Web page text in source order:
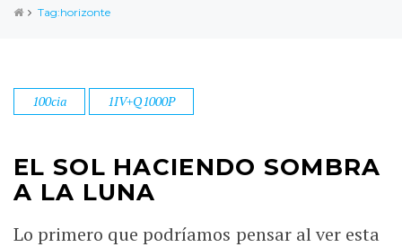
Tag:horizonte
100cia 1IV+Q1000P
EL SOL HACIENDO SOMBRA
A LA LUNA
Lo primero que podríamos pensar al ver esta